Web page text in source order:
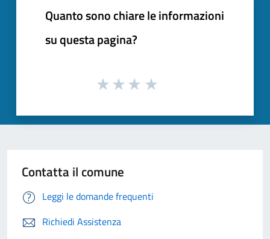
Quanto sono chiare le informazioni
su questa pagina?
Contatta il comune
Leggi le domande frequenti
Richiedi Assistenza